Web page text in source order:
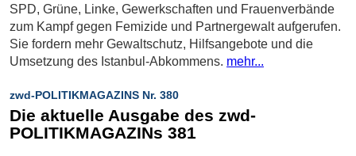
SPD, Grüne, Linke, Gewerkschaften und Frauenverbände
zum Kampf gegen Femizide und Partnergewalt aufgerufen.
Sie fordern mehr Gewaltschutz, Hilfsangebote und die
Umsetzung des Istanbul-Abkommens. mehr...
zwd-POLITIKMAGAZINS Nr. 380
Die aktuelle Ausgabe des zwd-
POLITIKMAGAZINs 381